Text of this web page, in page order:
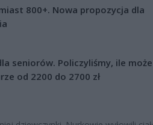
800+. Nowa propozycja dla
seniorów. Policzyliśmy, ile może
od 2200 do 2700 zł